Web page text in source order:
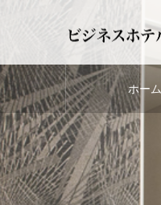
ホーム